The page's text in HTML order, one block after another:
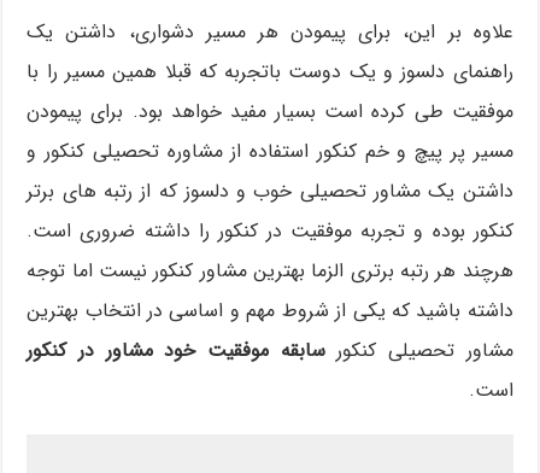
علاوه بر این، برای پیمودن هر مسیر دشواری، داشتن یک
راهنمای دلسوز و یک دوست باتجربه که قبلا همین مسیر را با
موفقیت طی کرده است بسیار مفید خواهد بود. برای پیمودن
مسیر پر پیچ و خم کنکور استفاده از مشاوره تحصیلی کنکور و
داشتن یک مشاور تحصیلی خوب و دلسوز که از رتبه های برتر
کنکور بوده و تجربه موفقیت در کنکور را داشته ضروری است.
هرچند هر رتبه برتری الزما بهترین مشاور کنکور نیست اما توجه
داشته باشید که یکی از شروط مهم و اساسی در انتخاب بهترین
مشاور تحصیلی کنکورسابقه موفقیت خود مشاور در کنکور
است.